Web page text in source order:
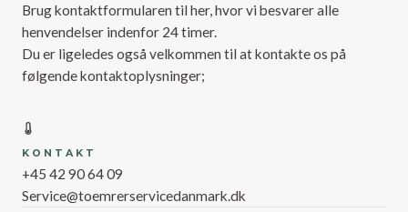
Brug kontaktformularen til her, hvor vi besvarer alle
henvendelser indenfor 24 timer.
Du er ligeledes også velkommen til at kontakte os på
følgende kontaktoplysninger;
KONTAKT
+45 42 90 64 09
Service@toemrerservicedanmark.dk